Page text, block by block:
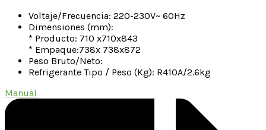
Voltaje/Frecuencia: 220-230V~ 60Hz
Dimensiones (mm):
* Producto: 710 x710x843
* Empaque:738x 738x872
Peso Bruto/Neto:
Refrigerante Tipo / Peso (Kg): R410A/2.6kg
Manual